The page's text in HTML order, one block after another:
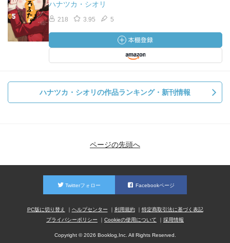
ハナツカ・シオリ
218 3.95 5
ハナツカ・シオリの作品ランキング・新刊情報
ページの先頭へ
Twitterフォロー Facebookページ
PC版に切り替え ヘルプセンター 利用規約
特定商取引法に基づく表記
プライバシーポリシー
Cookieの使用について 採用情報
Copyright © 2026 Booklog,Inc. All Rights Reserved.